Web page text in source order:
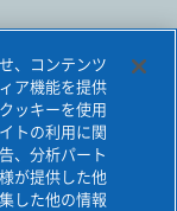
、コンテンツ
ア機能を提供
ッキーを使用
トの利用に関
、分析パート
が提供した他
した他の情報